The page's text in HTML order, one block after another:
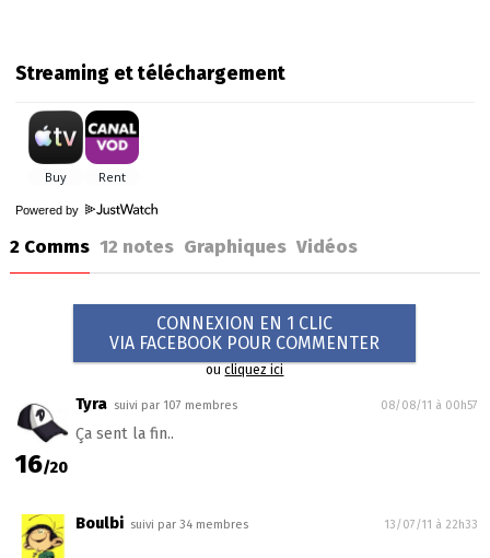
Streaming et téléchargement
Powered by
2 Comms 12notes Graphiques Vidéos
CONNEXION EN 1 CLIC
VIA FACEBOOK POUR COMMENTER
oucliquez ici
16/20
Tyra suivi par 107 membres 08/08/11 à 00h57
Ça sent la fin..
Boulbi suivi par 34 membres 13/07/11 à 22h33